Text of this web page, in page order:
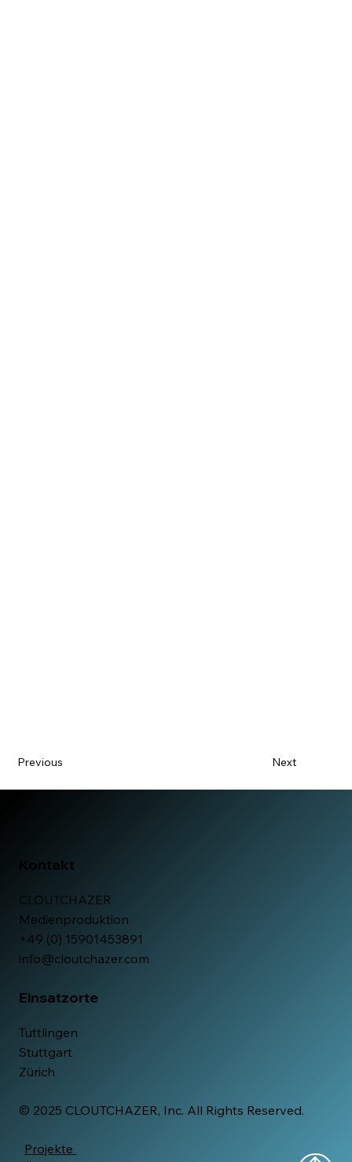
Previous Next
Kontakt
CLOUTCHAZER
Medienproduktion
+49 (0) 15901453891
info@cloutchazer.com
Einsatzorte
Tuttlingen
Stuttgart
Zürich
© 2025 CLOUTCHAZER, Inc. All Rights Reserved.
Projekte